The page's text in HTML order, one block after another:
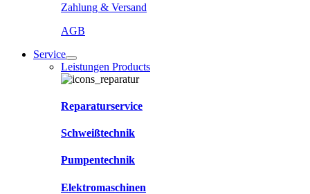
Zahlung & Versand
AGB
Service
Leistungen Products
Reparaturservice
Schweißtechnik
Pumpentechnik
Elektromaschinen